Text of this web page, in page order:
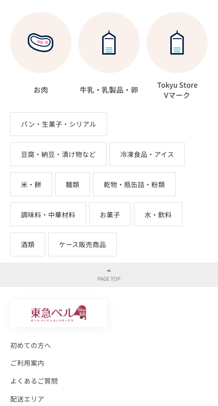
お肉 牛乳・乳製品・卵
Tokyu Store
Vマーク
パン・生菓子・シリアル
豆腐・納豆・漬け物など 冷凍食品・アイス
米・餅 麺類 乾物・瓶缶詰・粉類
調味料・中華材料 お菓子 水・飲料
酒類 ケース販売商品
初めての方へ
ご利用案内
よくあるご質問
配送エリア